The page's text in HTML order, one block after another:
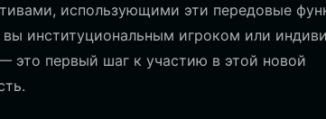
использующими эти передовые
институциональным игроком или
это первый шаг к участию в этой новой